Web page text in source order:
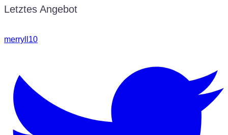
Letztes Angebot
merryll10